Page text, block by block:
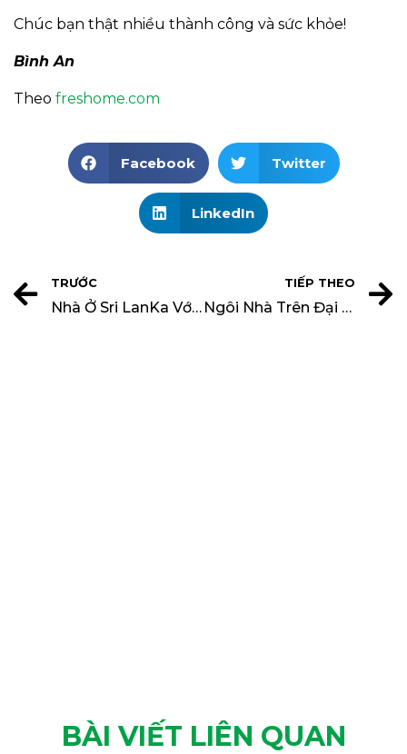
Chúc bạn thật nhiều thành công và sức khỏe!
Bình An
Theo freshome.com
Facebook Twitter
LinkedIn
TRƯỚC
Nhà Ở Sri LanKa Với Phong Cách Tối Giản
TIẾP THEO
Ngôi Nhà Trên Đại Lộ Laurel: Sang Trọng Với Yếu Tố Mặt Nước
BÀI VIẾT LIÊN QUAN